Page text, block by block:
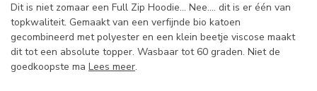
Dit is niet zomaar een Full Zip Hoodie... Nee.... dit is er één van
topkwaliteit. Gemaakt van een verfijnde bio katoen
gecombineerd met polyester en een klein beetje viscose maakt
dit tot een absolute topper. Wasbaar tot 60 graden. Niet de
goedkoopste ma Lees meer.